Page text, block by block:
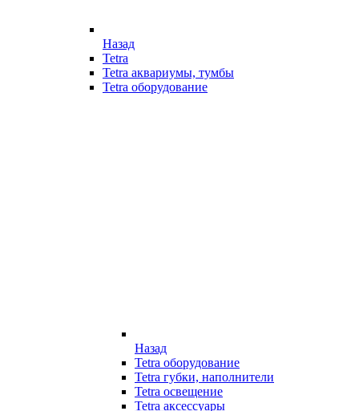
Назад
Tetra
Tetra аквариумы, тумбы
Tetra оборудование
Назад
Tetra оборудование
Tetra губки, наполнители
Tetra освещение
Tetra аксессуары